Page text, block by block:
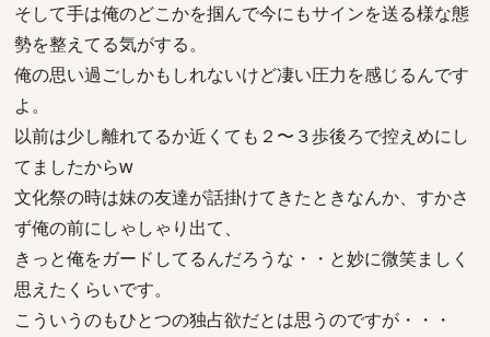
そして手は俺のどこかを掴んで今にもサインを送る様な態
勢を整えてる気がする。
俺の思い過ごしかもしれないけど凄い圧力を感じるんです
よ。
以前は少し離れてるか近くても２〜３歩後ろで控えめにし
てましたからw
文化祭の時は妹の友達が話掛けてきたときなんか、すかさ
ず俺の前にしゃしゃり出て、
きっと俺をガードしてるんだろうな・・と妙に微笑ましく
思えたくらいです。
こういうのもひとつの独占欲だとは思うのですが・・・